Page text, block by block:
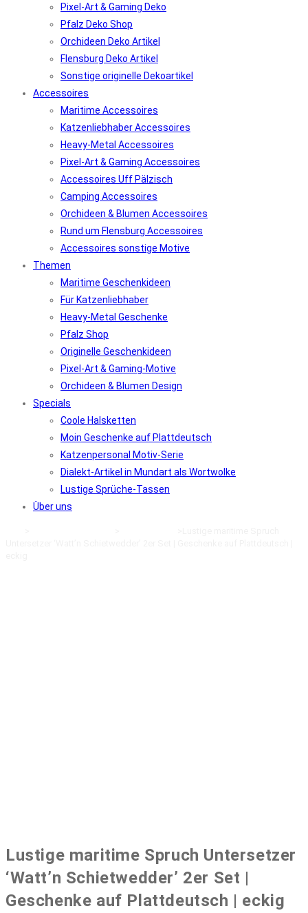
Pixel-Art & Gaming Deko
Pfalz Deko Shop
Orchideen Deko Artikel
Flensburg Deko Artikel
Sonstige originelle Dekoartikel
Accessoires
Maritime Accessoires
Katzenliebhaber Accessoires
Heavy-Metal Accessoires
Pixel-Art & Gaming Accessoires
Accessoires Uff Pälzisch
Camping Accessoires
Orchideen & Blumen Accessoires
Rund um Flensburg Accessoires
Accessoires sonstige Motive
Themen
Maritime Geschenkideen
Für Katzenliebhaber
Heavy-Metal Geschenke
Pfalz Shop
Originelle Geschenkideen
Pixel-Art & Gaming-Motive
Orchideen & Blumen Design
Specials
Coole Halsketten
Moin Geschenke auf Plattdeutsch
Katzenpersonal Motiv-Serie
Dialekt-Artikel in Mundart als Wortwolke
Lustige Sprüche-Tassen
Über uns
Lustige maritime Spruch Untersetzer
‘Watt’n Schietwedder’ 2er Set |
Geschenke auf Plattdeutsch | eckig